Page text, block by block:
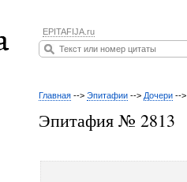
EPITAFIJA.ru
Главная --> Эпитафии --> Дочери -->
Эпитафия № 2813